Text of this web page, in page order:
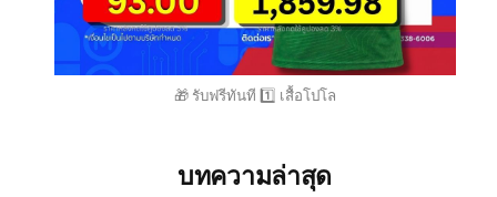
🎁 รับฟรีทันที 1️⃣ เสื้อโปโล
บทความล่าสุด